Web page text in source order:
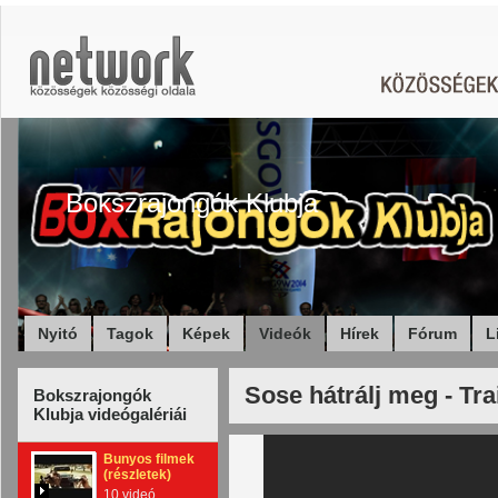
Bokszrajongók Klubja
Nyitó Tagok Képek Videók Hírek Fórum
Bokszrajongók
Klubja videógalériái
Bunyos filmek
(részletek)
10 videó
Sose hátrálj meg -